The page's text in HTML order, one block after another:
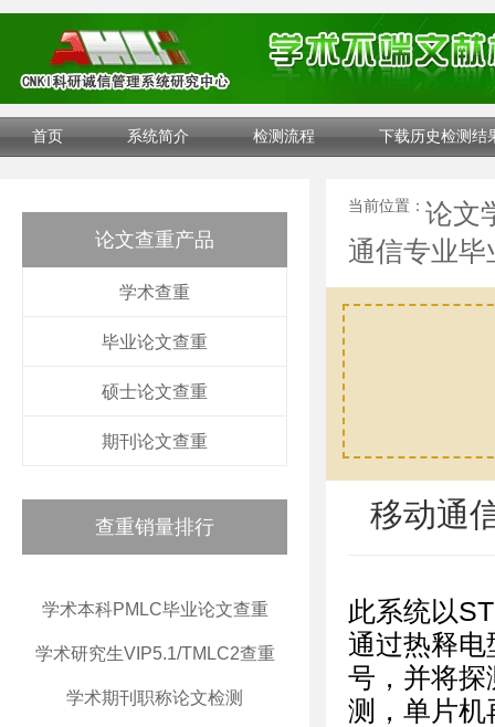
首页 系统简介 检测流程 下载历史检测结
论文查重产品
学术查重
毕业论文查重
硕士论文查重
期刊论文查重
查重销量排行
学术本科PMLC毕业论文查重
学术研究生VIP5.1/TMLC2查重
学术期刊职称论文检测
当前位置： 论文
通信专业
移动通
此系统以
通过热释电
号，并将探
测，单片机